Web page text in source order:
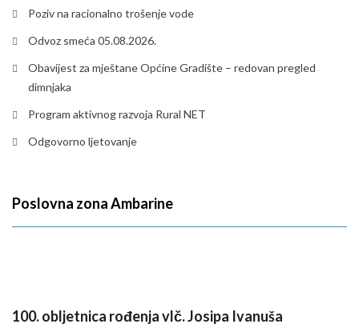
Poziv na racionalno trošenje vode
Odvoz smeća 05.08.2026.
Obavijest za mještane Općine Gradište – redovan pregled
dimnjaka
Program aktivnog razvoja Rural NET
Odgovorno ljetovanje
Poslovna zona Ambarine
100. obljetnica rođenja vlč. Josipa Ivanuša